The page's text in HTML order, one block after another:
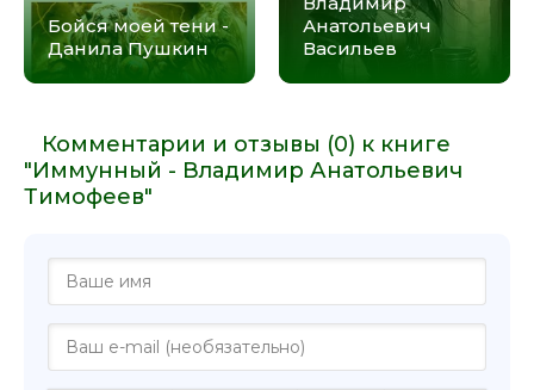
Бойся моей тени -
Данила Пушкин
Анатольевич
Васильев
Комментарии и отзывы (0) к книге
"Иммунный - Владимир Анатольевич
Тимофеев"